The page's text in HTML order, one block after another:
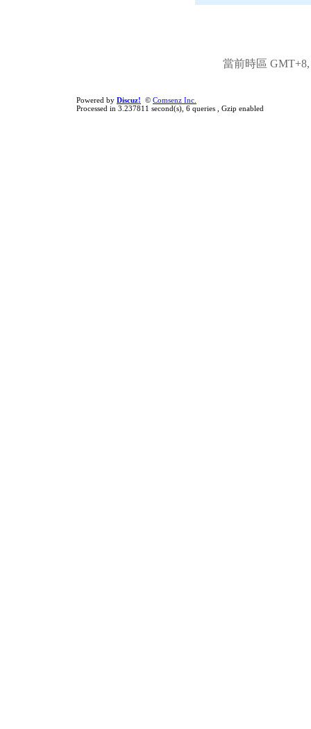
當前時區 GMT+8,
Powered by Discuz! © Comsenz Inc.
Processed in 3.237811 second(s), 6 queries , Gzip enabled